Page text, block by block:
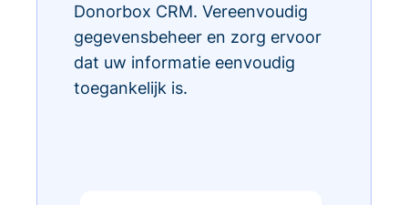
Donorbox CRM. Vereenvoudig
gegevensbeheer en zorg ervoor
dat uw informatie eenvoudig
toegankelijk is.